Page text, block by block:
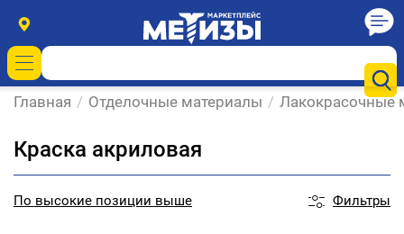
Главная / Отделочные материалы / Лакокрасочные
Краска акриловая
По высокие позиции выше Фильтры